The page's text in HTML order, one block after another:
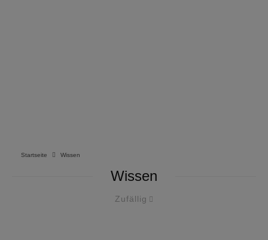
Startseite Wissen
Wissen
Zufällig